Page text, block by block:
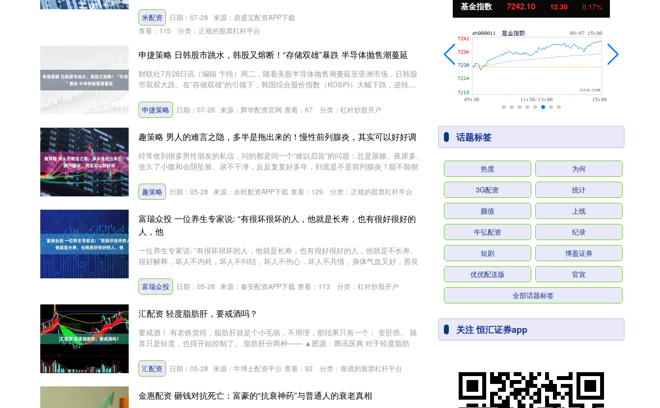
米配资 日期：07-28 来源：鼎盛宝配资APP下载
查看： 115 分类： 正规的股票杠杆平台
申捷策略 日韩股市跳水，韩股又熔断！“存储双雄”暴跌 半导体抛售潮蔓延
财联社7月28日讯（编辑 卞纯）周二，随着美股半导体抛售潮蔓延至亚洲市场，日韩股
市双双大跌。在“存储双雄”的引领下，韩国综合股价指数（KOSPI）大幅下跌，逆转....
申捷策略 日期：07-28 来源：辉华配资官网 查看： 67 分类： 杠杆炒股开户
趣策略 男人的难言之隐，多半是拖出来的！慢性前列腺炎，其实可以好好调
经常收到很多男性朋友的私信，问的都是同一个“难以启齿”的问题：总是尿频、夜尿多、
坐久了小腹和会阴坠胀、尿不干净，反反复复好多年，到底是不是前列腺炎？能不能彻
趣策略 日期：05-28 来源：永旺配资APP下载 查看： 129 分类： 正规的股票杠杆平台
富瑞众投 一位养生专家说: “有很坏很坏的人，他就是长寿，也有很好很好的
人，他
一位养生专家说: “有很坏很坏的人，他就是长寿，也有很好很好的人，他就是不长寿。
很好解释，坏人不内耗，坏人不纠结，坏人不伤心，坏人不共情，身体气血又好，善良
富瑞众投 日期：05-28 来源：秦安配资APP下载 查看： 113 分类： 杠杆炒股开户
汇配资 轻度脂肪肝，要戒酒吗？
要戒酒！ 有老铁觉得，脂肪肝就是个小毛病，不用理，那结果只有一个： 变肝癌。 就
算只是轻度，也得开始控制了。 脂肪肝分两种—— ▲图源：腾讯医典 对于轻度脂肪
汇配资 日期：05-28 来源：牛博士配资平台 查看： 92 分类： 靠谱的股票杠杆平台
金惠配资 砸钱对抗死亡：富豪的“抗衰神药”与普通人的衰老真相
0.93% 北证50 基金指数 7242.10 12.30 0.17%
话题标签
热度 为何
3G配资 统计
颜值 上线
牛弘配资 纪录
短剧 博盈证券
优优配送版 官宣
全部话题标签
关注 恒汇证券app